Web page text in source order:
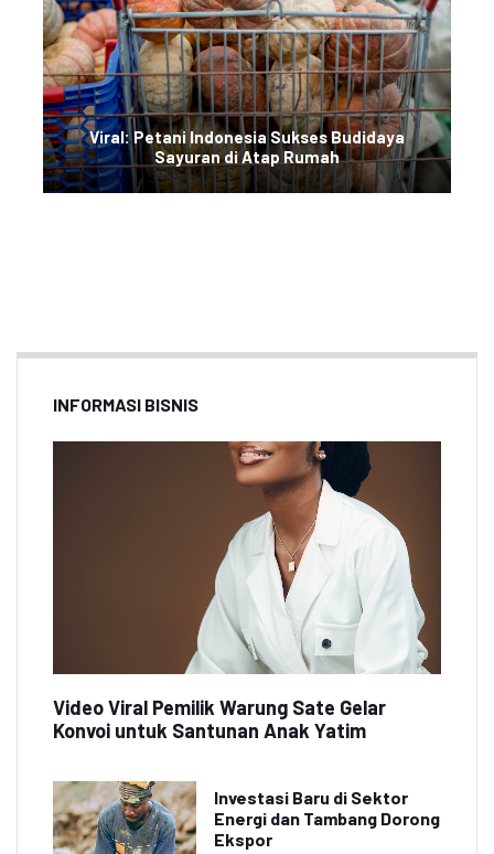
Viral: Petani Indonesia Sukses Budidaya
Sayuran di Atap Rumah
INFORMASI BISNIS
Video Viral Pemilik Warung Sate Gelar
Konvoi untuk Santunan Anak Yatim
Investasi Baru di Sektor
Energi dan Tambang Dorong
Ekspor